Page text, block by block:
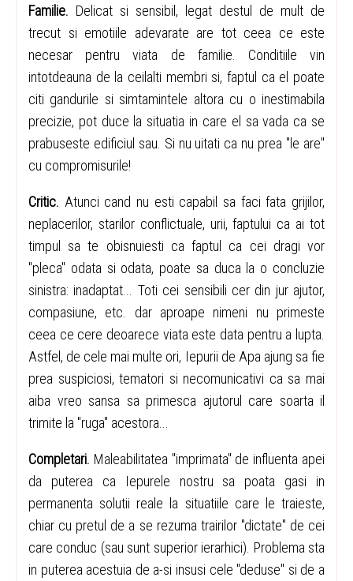
Familie. Delicat si sensibil, legat destul de mult de
trecut si emotiile adevarate are tot ceea ce este
necesar pentru viata de familie. Conditiile vin
intotdeauna de la ceilalti membri si, faptul ca el poate
citi gandurile si simtamintele altora cu o inestimabila
precizie, pot duce la situatia in care el sa vada ca se
prabuseste edificiul sau. Si nu uitati ca nu prea "le are"
cu compromisurile!
Critic. Atunci cand nu esti capabil sa faci fata grijilor,
neplacerilor, starilor conflictuale, urii, faptului ca ai tot
timpul sa te obisnuiesti ca faptul ca cei dragi vor
"pleca" odata si odata, poate sa duca la o concluzie
sinistra: inadaptat... Toti cei sensibili cer din jur ajutor,
compasiune, etc. dar aproape nimeni nu primeste
ceea ce cere deoarece viata este data pentru a lupta.
Astfel, de cele mai multe ori, Iepurii de Apa ajung sa fie
prea suspiciosi, tematori si necomunicativi ca sa mai
aiba vreo sansa sa primesca ajutorul care soarta il
trimite la "ruga" acestora...
Completari. Maleabilitatea "imprimata" de influenta apei
da puterea ca Iepurele nostru sa poata gasi in
permanenta solutii reale la situatiile care le traieste,
chiar cu pretul de a se rezuma trairilor "dictate" de cei
care conduc (sau sunt superior ierarhici). Problema sta
in puterea acestuia de a-si insusi cele "deduse" si de a